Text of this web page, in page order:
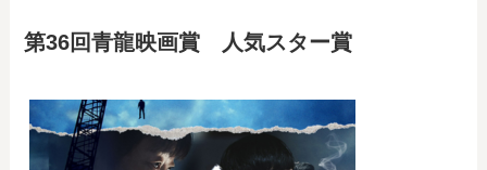
第36回青龍映画賞 人気スター賞